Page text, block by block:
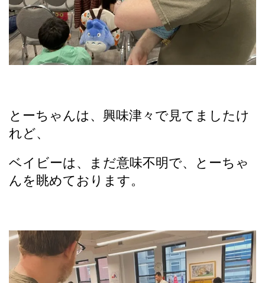
とーちゃんは、興味津々で見てましたけ
れど、
ベイビーは、まだ意味不明で、とーちゃ
んを眺めております。